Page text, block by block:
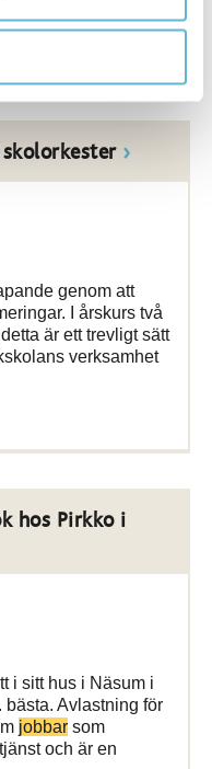
genom att
I årskurs två
är ett trevligt sätt
verksamhet
hos Pirkko i
i sitt hus i Näsum i
bästa. Avlastning för
jobbar som
och är en